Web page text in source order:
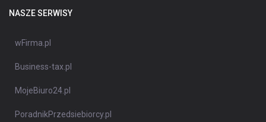
NASZE SERWISY
wFirma.pl
Business-tax.pl
MojeBiuro24.pl
PoradnikPrzedsiebiorcy.pl